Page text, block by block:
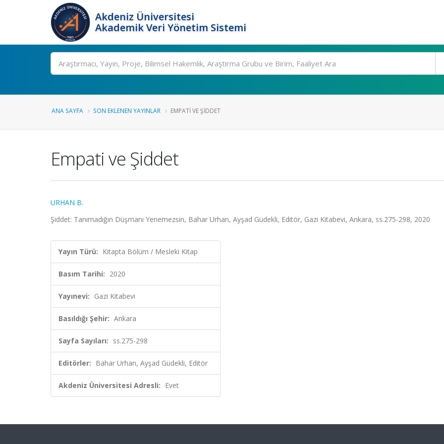
Akdeniz Üniversitesi
Akademik Veri Yönetim Sistemi
Ara
ANA SAYFA SON EKLENEN YAYINLAR EMPATI VE ŞIDDET
Empati ve Şiddet
URHAN B.
Şiddet: Tanımadığın Düşmanı Yenemezsin, Bahar Urhan, Ayşad Güdekli, Editör, Gazi Kitabevi, Ankara, ss.275-298, 2020
Yayın Türü: Kitapta Bölüm / Mesleki Kitap
Basım Tarihi: 2020
Yayınevi: Gazi Kitabevi
Basıldığı Şehir: Ankara
Sayfa Sayıları: ss.275-298
Editörler: Bahar Urhan, Ayşad Güdekli, Editör
Akdeniz Üniversitesi Adresli: Evet